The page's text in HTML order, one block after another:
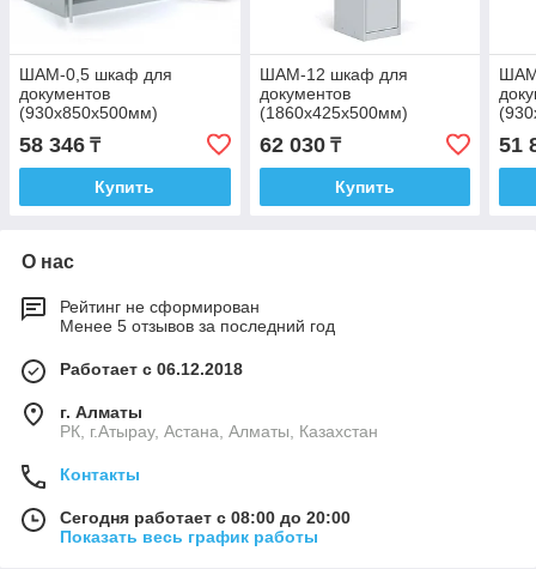
ШАМ-0,5 шкаф для
документов
(930х850х500мм)
58 346 ₸
Купить
ШАМ-12 шкаф для
документов
(1860х425х500мм)
62 030₸
Купить
51
О нас
Рейтинг не сформирован
Менее 5 отзывов за последний год
Работает с 06.12.2018
г. Алматы
РК, г.Атырау, Астана, Алматы, Казахстан
Контакты
Сегодня работает с 08:00 до 20:00
Показать весь график работы